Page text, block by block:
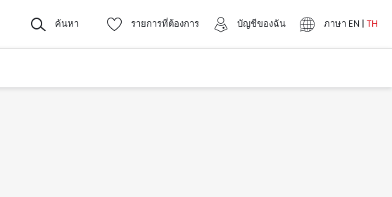
ค้นหา รายการที่ต้องการ บัญชีของฉัน ภาษา EN | TH